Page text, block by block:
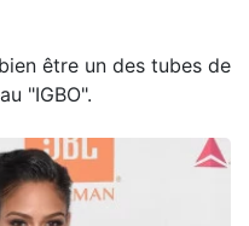
être un des tubes de
"IGBO".